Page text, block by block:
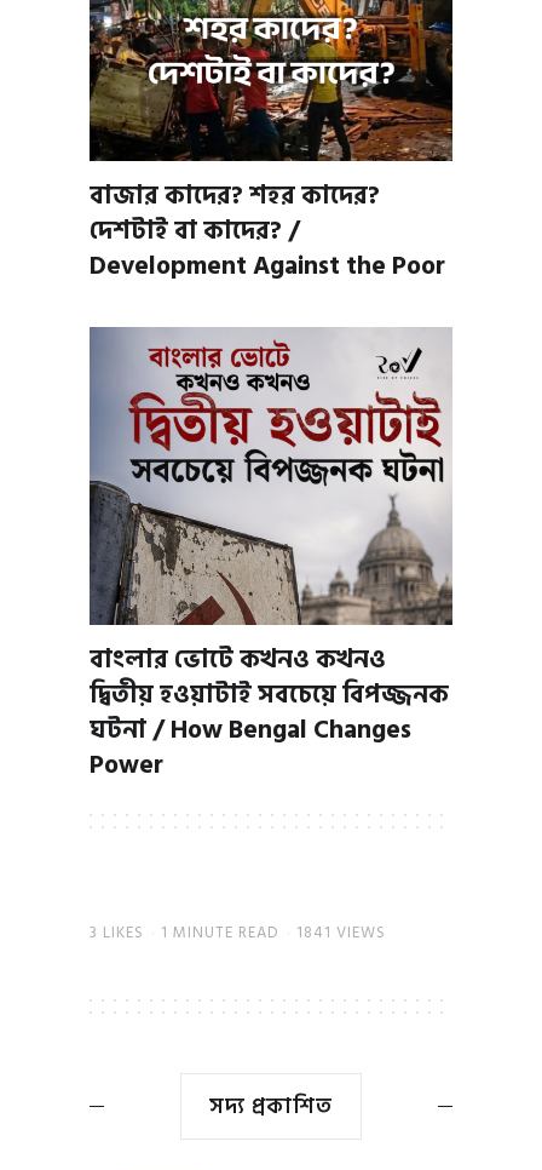
বাজার কাদের? শহর কাদের?
দেশটাই বা কাদের? /
Development Against the Poor
বাংলার ভোটে কখনও কখনও
দ্বিতীয় হওয়াটাই সবচেয়ে বিপজ্জনক
ঘটনা / How Bengal Changes
Power
3 LIKES 1 MINUTE READ 1841 VIEWS
সদ্য প্রকাশিত